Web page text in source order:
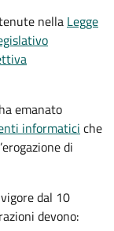
nella Legge
emanato
informatici che
di
dal 10
devono: